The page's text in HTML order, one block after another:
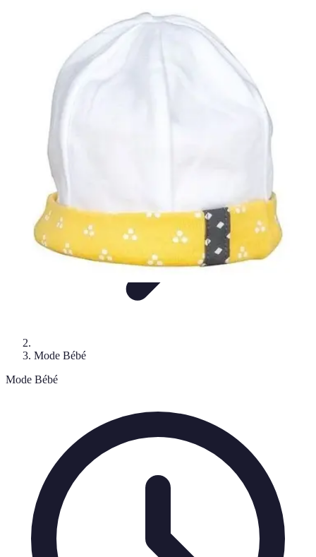
Conseils d'AchatBest of
Mode Bébé
Mode Bébé
Mode Bébé